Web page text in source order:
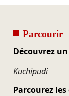
Parcourir
Découvrez
Kuchipudi
Parcourez